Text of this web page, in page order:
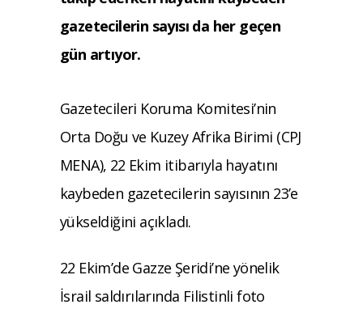
gazetecilerin sayısı da her geçen
gün artıyor.
Gazetecileri Koruma Komitesi’nin
Orta Doğu ve Kuzey Afrika Birimi (CPJ
MENA), 22 Ekim itibarıyla hayatını
kaybeden gazetecilerin sayısının 23’e
yükseldiğini açıkladı.
22 Ekim’de Gazze Şeridi’ne yönelik
İsrail saldırılarında Filistinli foto